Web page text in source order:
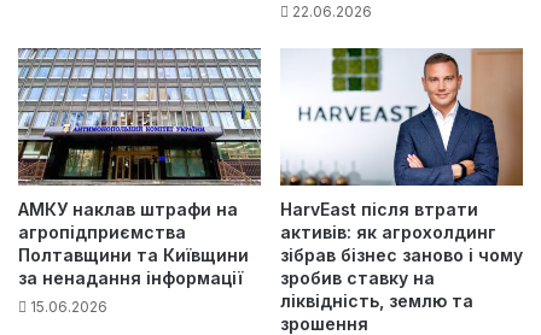
22.06.2026
АМКУ наклав штрафи на
агропідприємства
Полтавщини та Київщини
за ненадання інформації
15.06.2026
HarvEast після втрати
активів: як агрохолдинг
зібрав бізнес заново і чому
зробив ставку на
ліквідність, землю та
зрошення